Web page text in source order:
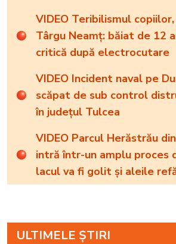
VIDEO Teribilismul
Târgu Neamț: băiat de 12
critică după electrocutare
VIDEO Incident naval pe
scăpat de sub control
în județul Tulcea
VIDEO Parcul Herăstrău
intră într-un amplu proces
lacul va fi golit și aleile
ULTIMELE ȘTIRI